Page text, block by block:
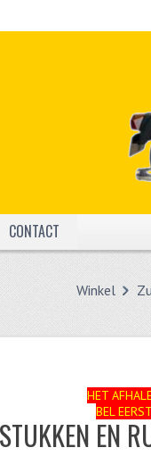
CONTACT
Winkel
HET
BEL
EN